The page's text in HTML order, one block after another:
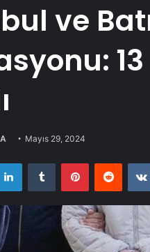
ve
Mayıs 29, 2024
LinkedInTumblr PinterestReddit